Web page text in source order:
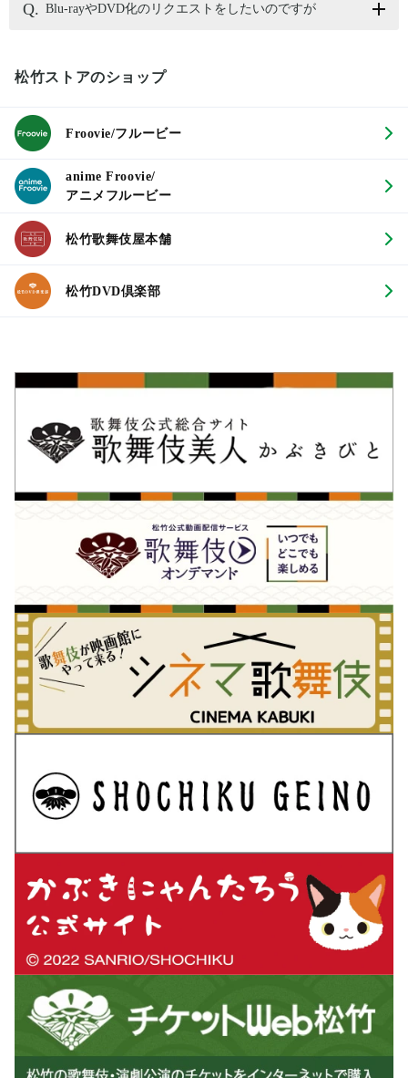
Blu-rayやDVD化のリクエストをしたいのですが
松竹ストアのショップ
Froovie/フルービー
anime Froovie/
アニメフルービー
松竹歌舞伎屋本舗
松竹DVD倶楽部